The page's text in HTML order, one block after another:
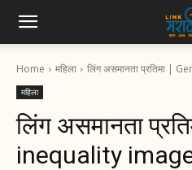
Home महिला लिंग असमानता प्रतिमा |
महिला
लिंग असमानता
inequality